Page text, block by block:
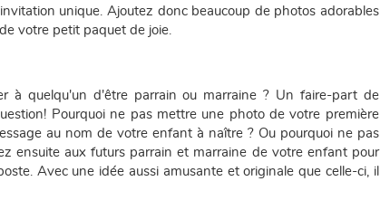
unique. Ajoutez donc beaucoup de photos adorables
votre petit paquet de joie.
à quelqu'un d'être parrain ou marraine ? Un faire-part de
Pourquoi ne pas mettre une photo de votre première
au nom de votre enfant à naître ? Ou pourquoi ne pas
ensuite aux futurs parrain et marraine de votre enfant pour
Avec une idée aussi amusante et originale que celle-ci, il